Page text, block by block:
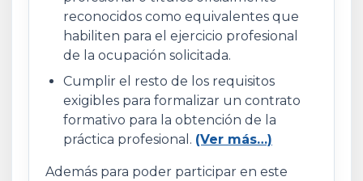
reconocidos como equivalentes que
habiliten para el ejercicio profesional
de la ocupación solicitada.
Cumplir el resto de los requisitos
exigibles para formalizar un contrato
formativo para la obtención de la
práctica profesional. (Ver más…)
Además para poder participar en este